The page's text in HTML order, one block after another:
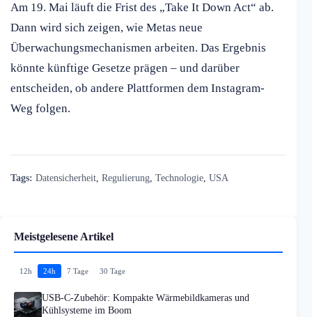
Am 19. Mai läuft die Frist des „Take It Down Act“ ab.
Dann wird sich zeigen, wie Metas neue
Überwachungsmechanismen arbeiten. Das Ergebnis
könnte künftige Gesetze prägen – und darüber
entscheiden, ob andere Plattformen dem Instagram-
Weg folgen.
Tags: Datensicherheit Regulierung Technologie USA
Meistgelesene Artikel
12h 24h 7 Tage 30 Tage
USB-C-Zubehör: Kompakte Wärmebildkameras und
Kühlsysteme im Boom